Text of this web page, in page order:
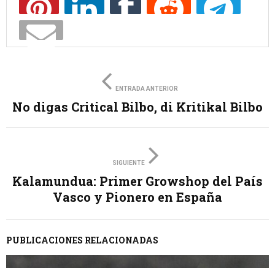
ENTRADA ANTERIOR
No digas Critical Bilbo, di Kritikal Bilbo
SIGUIENTE
Kalamundua: Primer Growshop del País
Vasco y Pionero en España
PUBLICACIONES RELACIONADAS